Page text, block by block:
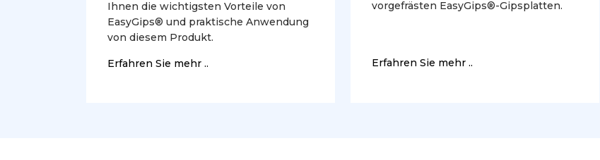
Ihnen die wichtigsten Vorteile von
EasyGips® und praktische Anwendung
von diesem Produkt.
Erfahren Sie mehr ..
vorgefrästen EasyGips®-Gipsplatten.
Erfahren Sie mehr ..